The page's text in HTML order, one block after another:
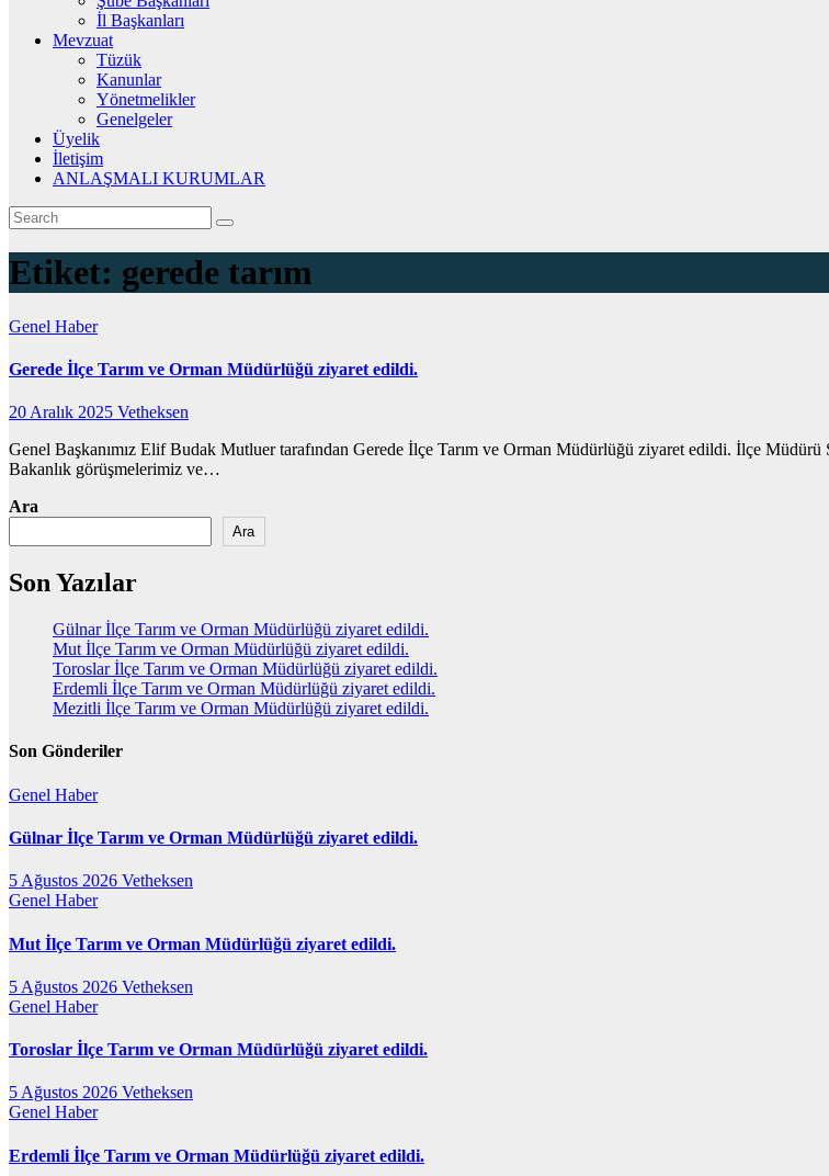
İl Başkanları
Mevzuat
Tüzük
Kanunlar
Yönetmelikler
Genelgeler
Üyelik
İletişim
ANLAŞMALI KURUMLAR
Etiket: gerede tarım
Genel Haber
Gerede İlçe Tarım ve Orman Müdürlüğü ziyaret edildi.
20 Aralık 2025 Vetheksen
Genel Başkanımız Elif Budak Mutluer tarafından Gerede İlçe Tarım ve Orman Müdürlüğü ziyaret edildi. İlçe Müdürü
Bakanlık görüşmelerimiz ve…
Ara
Ara
Son Yazılar
Gülnar İlçe Tarım ve Orman Müdürlüğü ziyaret edildi.
Mut İlçe Tarım ve Orman Müdürlüğü ziyaret edildi.
Toroslar İlçe Tarım ve Orman Müdürlüğü ziyaret edildi.
Erdemli İlçe Tarım ve Orman Müdürlüğü ziyaret edildi.
Mezitli İlçe Tarım ve Orman Müdürlüğü ziyaret edildi.
Son Gönderiler
Genel Haber
Gülnar İlçe Tarım ve Orman Müdürlüğü ziyaret edildi.
5 Ağustos 2026 Vetheksen
Genel Haber
Mut İlçe Tarım ve Orman Müdürlüğü ziyaret edildi.
5 Ağustos 2026 Vetheksen
Genel Haber
Toroslar İlçe Tarım ve Orman Müdürlüğü ziyaret edildi.
5 Ağustos 2026 Vetheksen
Genel Haber
Erdemli İlçe Tarım ve Orman Müdürlüğü ziyaret edildi.